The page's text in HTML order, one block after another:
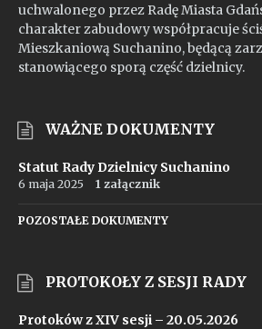
uchwalonego przez Radę Miasta
charakter zabudowy współpracuje
Mieszkaniową Suchanino, będącą
stanowiącego sporą część dzielnicy.
WAŻNE DOKUMENTY
Statut Rady Dzielnicy Suchanino
6 maja 2025 1 załącznik
POZOSTAŁE DOKUMENTY
PROTOKOŁY Z SESJI RADY
Protoków z XIV sesji – 20.05.2026